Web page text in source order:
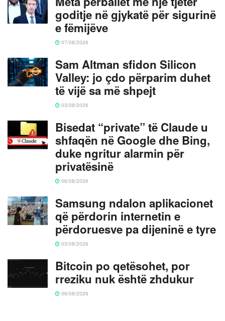
goditje në gjykatë për sigurinë
e fëmijëve
07/08/2026
Sam Altman sfidon Silicon
Valley: jo çdo përparim duhet
të vijë sa më shpejt
03/08/2026
Bisedat “private” të Claude u
shfaqën në Google dhe Bing,
duke ngritur alarmin për
privatësinë
06/08/2026
Samsung ndalon aplikacionet
që përdorin internetin e
përdoruesve pa dijeninë e tyre
03/08/2026
Bitcoin po qetësohet, por
rreziku nuk është zhdukur
06/08/2026